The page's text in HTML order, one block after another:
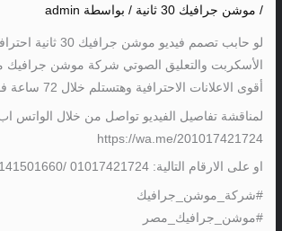
/ موشن جرافيك 30 ثانية / بواسطة admin
لو حابب تصمم فيديو
الأسكربت والتعليق الصوتي شركة موشن
أقوى الاعلانات الاحترافية وهتستلم خلال 72 ساعة فقط
لمناقشة تفاصيل الفيديو تواصل من خلال الواتس
https://wa.me/201017421724
او على الارقام التالية: 01017421724 /01141501660
#شركة_موشن_جرافيك
#موشن_جرافيك_مصر